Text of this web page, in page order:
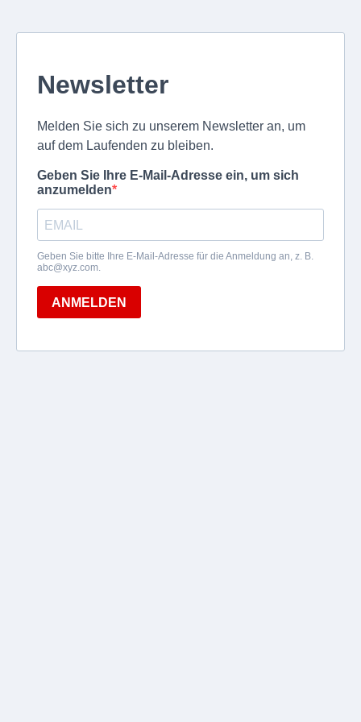
Newsletter
Melden Sie sich zu unserem Newsletter an, um
auf dem Laufenden zu bleiben.
Geben Sie Ihre E-Mail-Adresse ein, um sich
anzumelden
Geben Sie bitte Ihre E-Mail-Adresse für die Anmeldung an, z. B.
abc@xyz.com.
ANMELDEN